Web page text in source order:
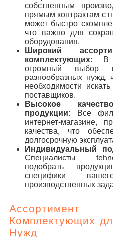
собственным
прямым контрактам с
может быстро
что важно для
оборудования.
Широкий
комплектующих: В
огромный выбор
разнообразных нужд,
необходимости
поставщиков.
Высокое
продукции: Все
интернет-магазине,
качества, что
долгосрочную
Индивидуальный
Специалисты
подобрать
специфики
производственных
Комплектующих
Нужд